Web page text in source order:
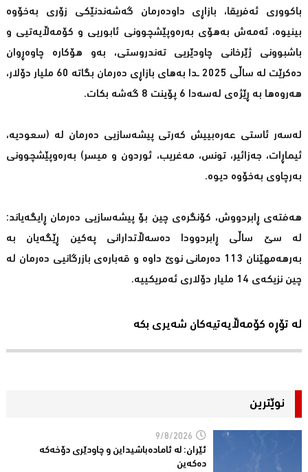
باكووری ئەفریقا، بازاڕی داودەرمان گەشەندنێكی زۆری بەخۆوە
بینیوە، ئەمەش بەهۆی بەرەوپێشچوونی ئابوریی و كۆمەڵایەتیی و
باشبوونی ژێرخانی چاودێریی تەندروستی، بەو هۆكارە چاوەڕوان
دەكرێت لە ساڵی 2025 ـدا بەهای بازاڕی دەرمان بگاتە 60 ملیار دۆلار،
هەروەها بە ڕێژەی لەسەدا 6 پۆینت 8 گەشە بكات.
لەسەر ئاستی عەرەبییش كەرتی پیشەسازیی دەرمان لە (سعودیە،
ئیماڕات، جەزائیر، تونس، مەغریب، ئوردون و میسر) بەرەوپێشچوونی
بەرچاوی بەخۆوە دیوە.
هەفتەی ڕابردووش، كۆنگرەی چین بۆ پیشەسازیی دەرمان ڕایگەیاند:
لە سێ ساڵی ڕابردوودا دەسەڵاتدارانی پەكین ڕێگەیان بە
بەرهەمهێنان 113 دەرمانی نوێ داوە و قەبارەی بازرگانیی دەرمان لە
چین نزیكەی 14 ملیار دۆلاری ئەمریكییە.
لە تۆڕە کۆمەڵایەتیەکان شەیری بکە
نوێترین
9/8/2026
ئێران: له‌ ئاماده‌باشیداین و چاودێری دۆخه‌كه‌
ده‌كه‌ین